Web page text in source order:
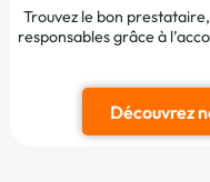
Trouvez le bon
responsables grâce à
Découvrez